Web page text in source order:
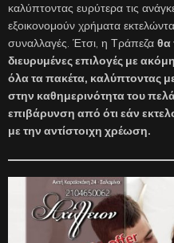
καλύπτοντας ευρύτερα τις
εξοικονομούν χρήματα
συναλλαγές. Έτσι, η Τράπεζα θα
διευρυμένες επιλογές με
όλα τα πακέτα, καλύπτοντας
στην καθημερινότητα του
επιβάρυνση από ότι εάν
με την αντίστοιχη χρέωση.